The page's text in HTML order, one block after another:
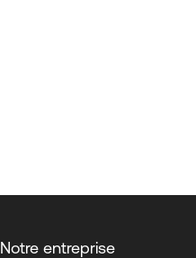
Notre entreprise